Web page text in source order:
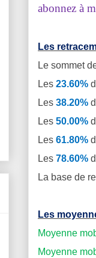
abonnez à
Les
Le sommet
Les 23.60%
Les 38.20%
Les 50.00%
Les 61.80%
Les 78.60%
La base de
Les
Moyenne
Moyenne